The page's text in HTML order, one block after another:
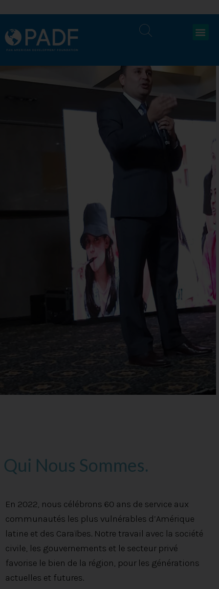
Qui Nous Sommes.
En 2022, nous célébrons 60 ans de service aux
communautés les plus vulnérables d’Amérique
latine et des Caraïbes. Notre travail avec la société
civile, les gouvernements et le secteur privé
favorise le bien de la région, pour les générations
actuelles et futures.